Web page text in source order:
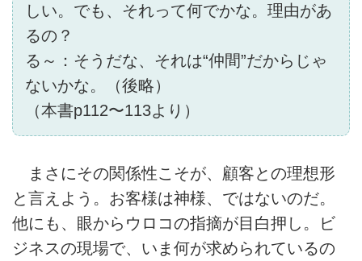
しい。でも、それって何でかな。理由があ
るの？
る～：そうだな、それは“仲間”だからじゃ
ないかな。（後略）
（本書p112〜113より）
まさにその関係性こそが、顧客との理想形
と言えよう。お客様は神様、ではないのだ。
他にも、眼からウロコの指摘が目白押し。ビ
ジネスの現場で、いま何が求められているの